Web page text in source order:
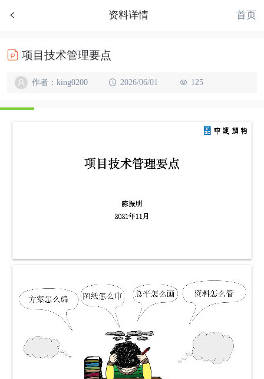
资料详情 首页
项目技术管理要点
作者：king0200 2026/06/01 125